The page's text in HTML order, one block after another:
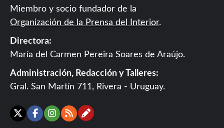
Miembro y socio fundador de la
Organización de la Prensa del Interior.
Directora:
María del Carmen Pereira Soares de Araújo.
Administración, Redacción y Talleres:
Gral. San Martín 711, Rivera - Uruguay.
X Facebook
Instagram
RSSContáctanos